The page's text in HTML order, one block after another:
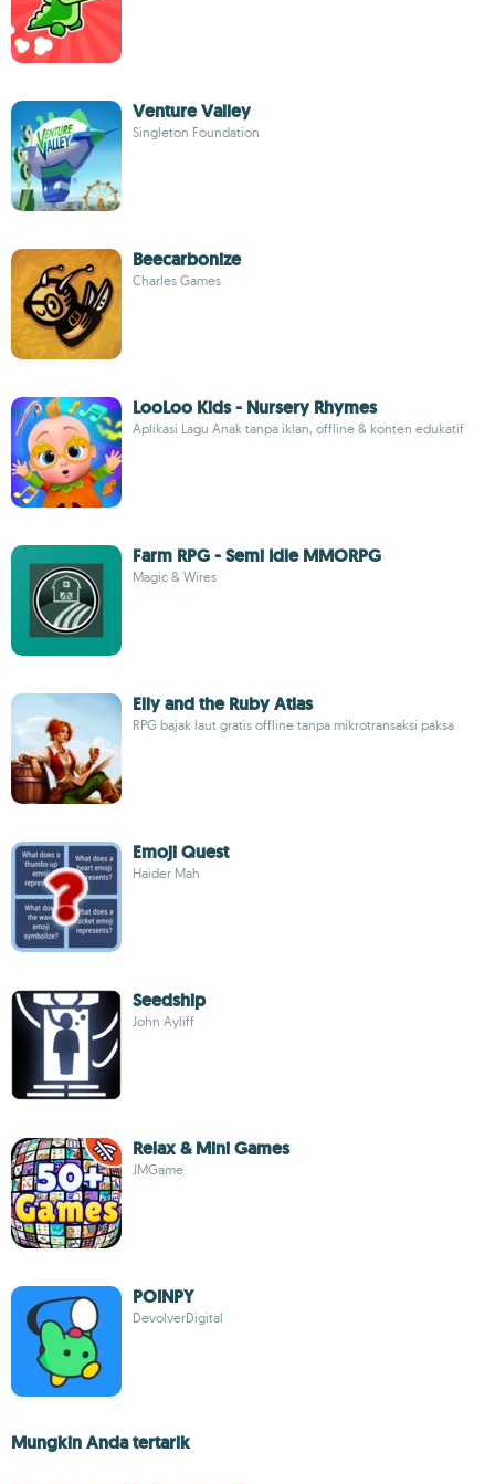
Venture Valley
Singleton Foundation
Beecarbonize
Charles Games
LooLoo Kids - Nursery Rhymes
Aplikasi Lagu Anak tanpa iklan, offline & konten edukatif
Farm RPG - Semi Idle MMORPG
Magic & Wires
Elly and the Ruby Atlas
RPG bajak laut gratis offline tanpa mikrotransaksi paksa
Emoji Quest
Haider Mah
Seedship
John Ayliff
Relax & Mini Games
JMGame
POINPY
DevolverDigital
Mungkin Anda tertarik